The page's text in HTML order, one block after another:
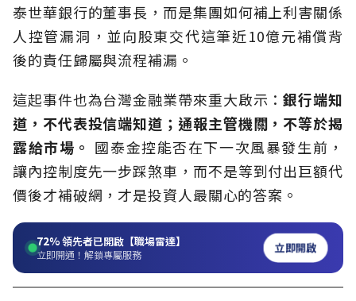
泰世華銀行的董事長，而是集團如何補上利害關係
人控管漏洞，並向股東交代這筆近10億元補償背
後的責任歸屬與流程補漏。
這起事件也為台灣金融業帶來重大啟示：銀行端知
道，不代表投信端知道；通報主管機關，不等於揭
露給市場。 國泰金控能否在下一次風暴發生前，
讓內控制度先一步踩煞車，而不是等到付出巨額代
價後才補破網，才是投資人最關心的答案。
72%領先者已開啟【職場雷達】
立即開通！解鎖專屬服務 立即開啟